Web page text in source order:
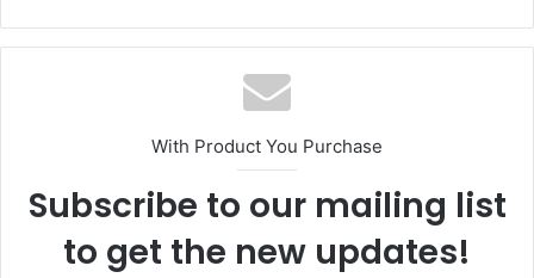
With Product You Purchase
Subscribe to our mailing list
to get the new updates!